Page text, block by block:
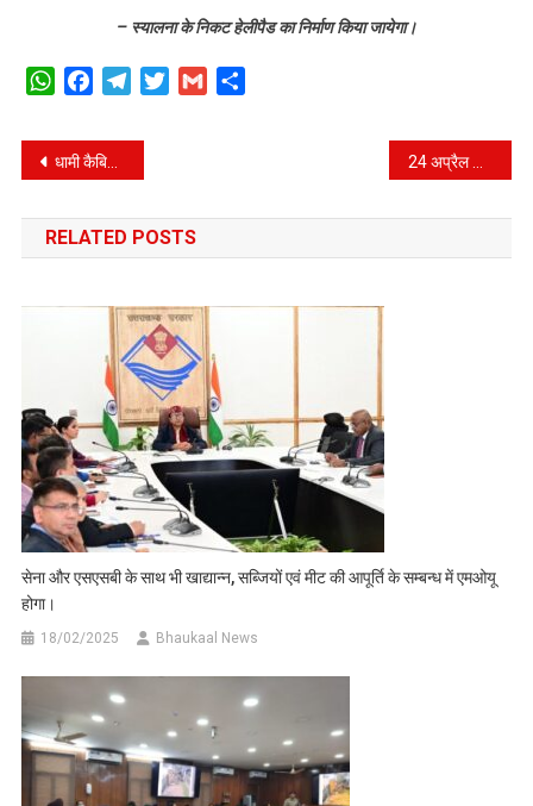
– स्यालना के निकट हेलीपैड का निर्माण किया जायेगा।
WhatsAppFacebookTelegramTwitterGmail
Post
navigation
धामी कैबिनेट की बैठक संपन्न, 25 महत्वपूर्ण प्रस्तावों पर लगी मुहर। 24 अप्रैल को एनडीएमए और यूएसडीएमए द्वारा आयोजित की जाएगी मॉक ड्रिल।
RELATED POSTS
सेना और एसएसबी के साथ भी खाद्यान्न, सब्जियों एवं मीट की आपूर्ति के सम्बन्ध में एमओयू
होगा।
18/02/2025 Bhaukaal News